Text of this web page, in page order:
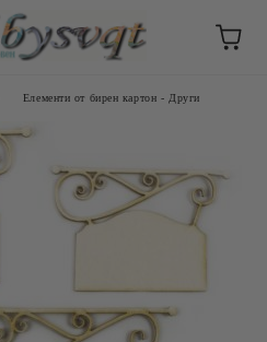
Елементи от бирен картон - Други